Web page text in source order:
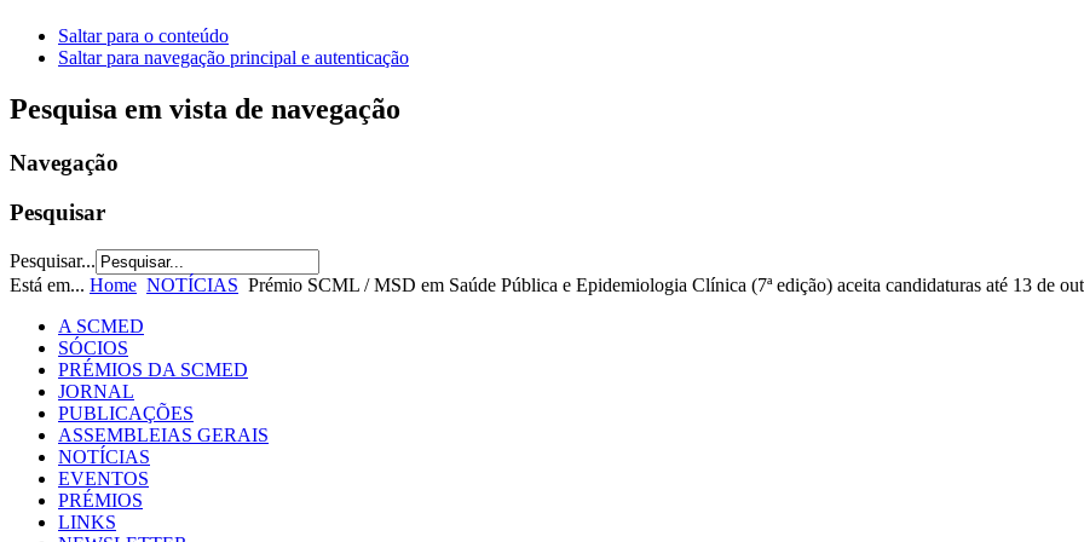
Saltar para o conteúdo
Saltar para navegação principal e autenticação
Pesquisa em vista de navegação
Navegação
Pesquisar
Pesquisar...
Está em... Home NOTÍCIAS Prémio SCML / MSD em Saúde Pública e Epidemiologia Clínica (7ª edição) aceita candidaturas até 13 de
A SCMED
SÓCIOS
PRÉMIOS DA SCMED
JORNAL
PUBLICAÇÕES
ASSEMBLEIAS GERAIS
NOTÍCIAS
EVENTOS
PRÉMIOS
LINKS